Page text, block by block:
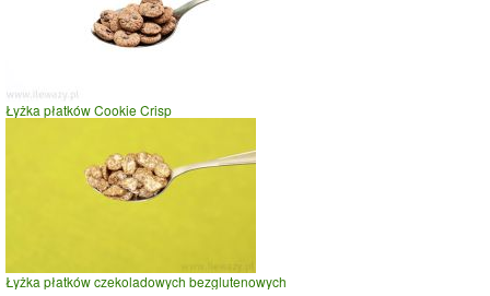
Łyżka płatków Cookie Crisp
Łyżka płatków czekoladowych bezglutenowych